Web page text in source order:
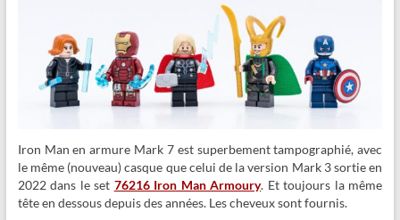
Iron Man en armure Mark 7 est superbement tampographié, avec
le même (nouveau) casque que celui de la version Mark 3 sortie en
2022 dans le set 76216 Iron Man Armoury. Et toujours la même
tête en dessous depuis des années. Les cheveux sont fournis.